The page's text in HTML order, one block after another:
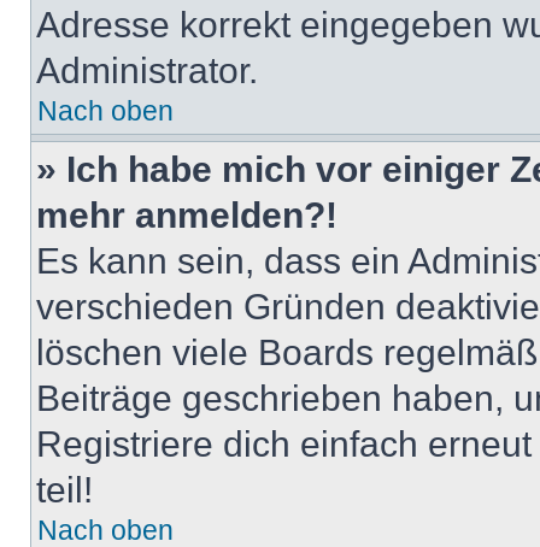
Adresse korrekt eingegeben
Administrator.
Nach oben
» Ich habe mich vor einiger
mehr anmelden?!
Es kann sein, dass ein
verschieden Gründen
löschen viele Boards
Beiträge geschrieben haben,
Registriere dich einfach
teil!
Nach oben